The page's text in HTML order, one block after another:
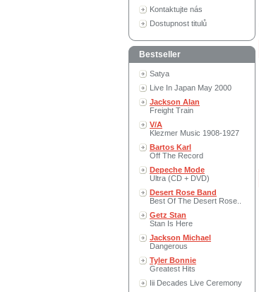
Kontaktujte nás
Dostupnost titulů
Bestseller
Satya
Live In Japan May 2000
Jackson Alan
Freight Train
V/A
Klezmer Music 1908-1927
Bartos Karl
Off The Record
Depeche Mode
Ultra (CD + DVD)
Desert Rose Band
Best Of The Desert Rose..
Getz Stan
Stan Is Here
Jackson Michael
Dangerous
Tyler Bonnie
Greatest Hits
Iii Decades Live Ceremony